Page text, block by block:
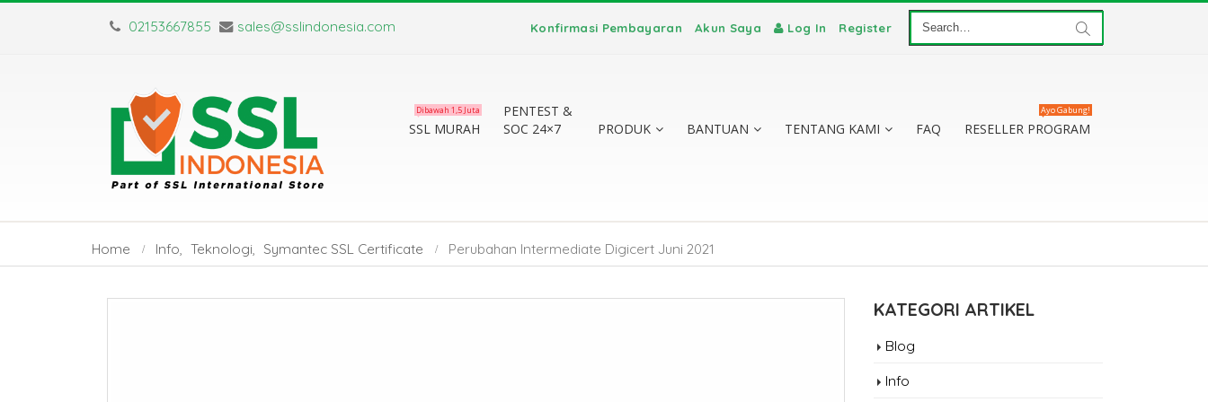
02153667855 sales@sslindonesia.com Konfirmasi Pembayaran Akun Saya Log In Register
SSL MURAH
Dibawah 1,5 Juta
PENTEST &
SOC 24×7
PRODUK BANTUAN TENTANG KAMI FAQ RESELLER PROGRAM
Ayo Gabung!
Home Info, Teknologi, Symantec SSL Certificate Perubahan Intermediate Digicert Juni 2021
KATEGORI ARTIKEL
Blog
Info